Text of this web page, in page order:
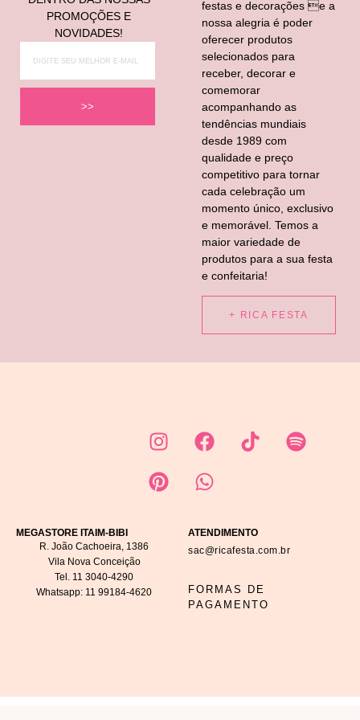
PROMOÇÕES E
NOVIDADES!
>>
festas e decorações e a
nossa alegria é poder
oferecer produtos
selecionados para
receber, decorar e
comemorar
acompanhando as
tendências mundiais
desde 1989 com
qualidade e preço
competitivo para tornar
cada celebração um
momento único, exclusivo
e memorável. Temos a
maior variedade de
produtos para a sua festa
e confeitaria!
+ RICA FESTA
MEGASTORE ITAIM-BIBI
R. João Cachoeira, 1386
Vila Nova Conceição
Tel. 11 3040-4290
Whatsapp: 11 99184-4620
ATENDIMENTO
sac@ricafesta.com.br
FORMAS DE
PAGAMENTO